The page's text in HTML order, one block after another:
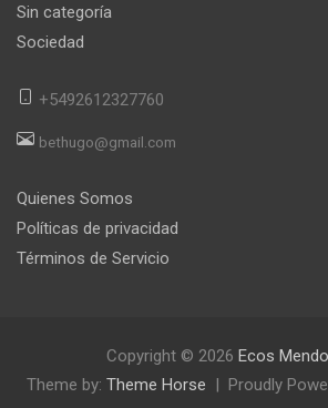
Sin categoría
Sociedad
+5492612327760
bethugo@gmail.com
Quienes Somos
Políticas de privacidad
Términos de Servicio
Copyright © 2026 Ecos
Theme by: Theme Horse Proudly